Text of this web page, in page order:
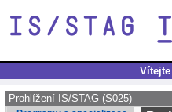
Vítejte
Prohlížení IS/STAG (S025)